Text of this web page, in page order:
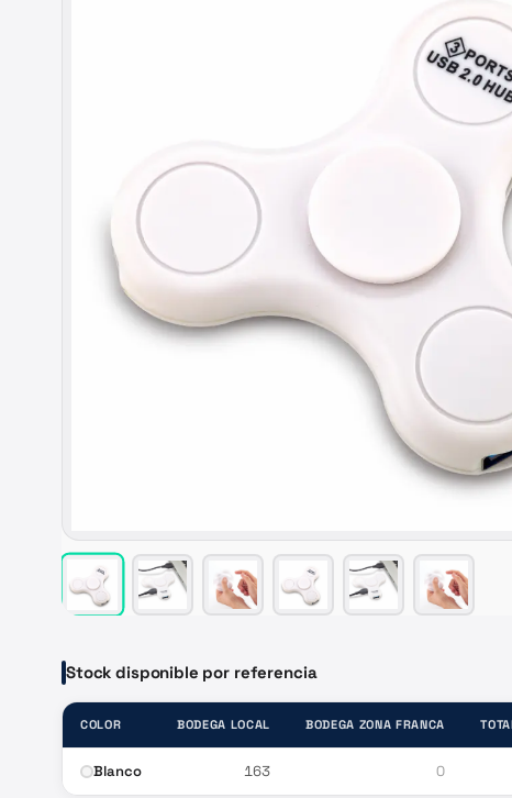
Stock disponible por referencia
COLOR BODEGA LOCAL BODEGA ZONA FRANCA
Blanco 163 0